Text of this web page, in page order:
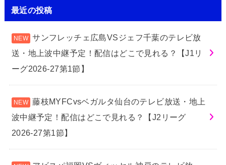
最近の投稿
サンフレッチェ広島VSジェフ千葉のテレビ放
送・地上波中継予定！配信はどこで見れる？【J1リ
ーグ2026-27第1節】
藤枝MYFCvsベガルタ仙台のテレビ放送・地上
波中継予定！配信はどこで見れる？【J2リーグ
2026-27第1節】